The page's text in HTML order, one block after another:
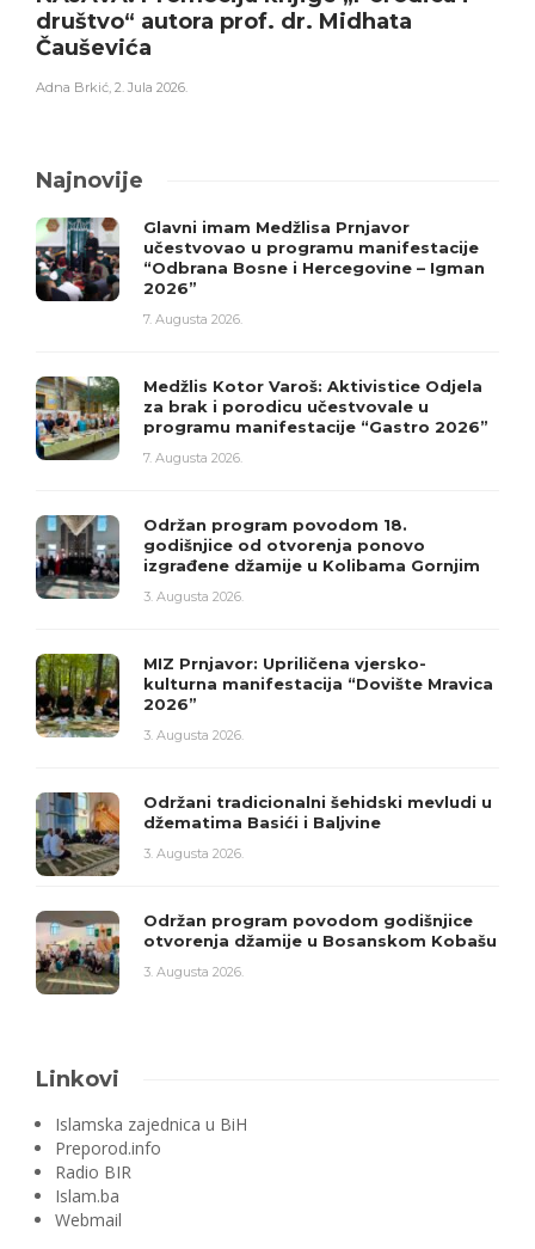
društvo“ autora prof. dr. Midhata
Čauševića
Adna Brkić, 2. Jula 2026.
Najnovije
Glavni imam Medžlisa Prnjavor
učestvovao u programu manifestacije
“Odbrana Bosne i Hercegovine – Igman
2026”
7. Augusta 2026.
Medžlis Kotor Varoš: Aktivistice Odjela
za brak i porodicu učestvovale u
programu manifestacije “Gastro 2026”
7. Augusta 2026.
Održan program povodom 18.
godišnjice od otvorenja ponovo
izgrađene džamije u Kolibama Gornjim
3. Augusta 2026.
MIZ Prnjavor: Upriličena vjersko-
kulturna manifestacija “Dovište Mravica
2026”
3. Augusta 2026.
Održani tradicionalni šehidski mevludi u
džematima Basići i Baljvine
3. Augusta 2026.
Održan program povodom godišnjice
otvorenja džamije u Bosanskom Kobašu
3. Augusta 2026.
Linkovi
Islamska zajednica u BiH
Preporod.info
Radio BIR
Islam.ba
Webmail